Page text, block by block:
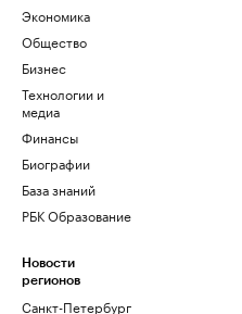
Экономика
Общество
Бизнес
Технологии и
медиа
Финансы
Биографии
База знаний
РБК Образование
Новости
регионов
Санкт-Петербург